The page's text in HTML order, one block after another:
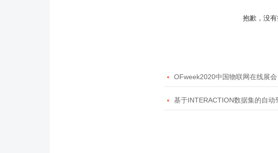
抱歉，没
 OFweek2020中国物联网在线展会
 基于INTERACTION数据集的自动驾驶预测